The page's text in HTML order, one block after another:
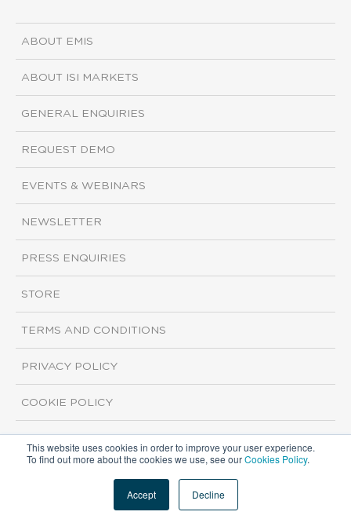
This website uses cookies in order to improve your user experience.
To find out more about the cookies we use, see ourCookies Policy.
Accept Decline
ABOUT EMIS
ABOUT ISI MARKETS
GENERAL ENQUIRIES
REQUEST DEMO
EVENTS & WEBINARS
NEWSLETTER
PRESS ENQUIRIES
STORE
TERMS AND CONDITIONS
PRIVACY POLICY
COOKIE POLICY
Copyright ©2026 ISI Markets. All rights reserved.